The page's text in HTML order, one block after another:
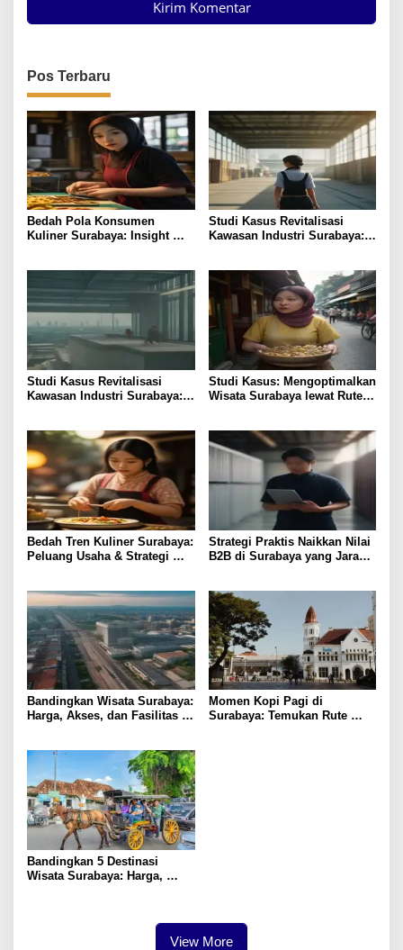
Pos Terbaru
Bedah Pola Konsumen
Kuliner Surabaya: Insight
Studi Kasus Revitalisasi
Kawasan Industri Surabaya:
Studi Kasus Revitalisasi
Kawasan Industri Surabaya:
Studi Kasus: Mengoptimalkan
Wisata Surabaya lewat Rute
Bedah Tren Kuliner Surabaya:
Peluang Usaha & Strategi
Strategi Praktis Naikkan Nilai
B2B di Surabaya yang Jarang
Bandingkan Wisata Surabaya:
Harga, Akses, dan Fasilitas
Momen Kopi Pagi di
Surabaya: Temukan Rute
Bandingkan 5 Destinasi
Wisata Surabaya: Harga,
View More